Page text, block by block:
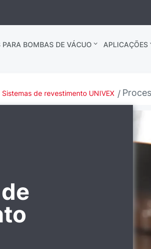
PARA BOMBAS DE VÁCUO APLICAÇÕES
Sistemas de revestimento UNIVEX